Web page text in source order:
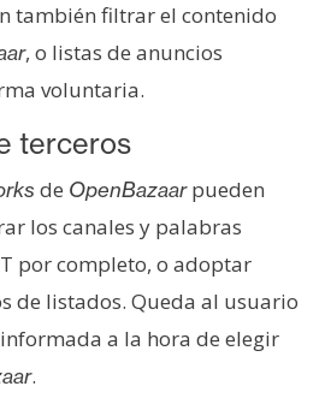
también filtrar el contenido
, o listas de anuncios
voluntaria.
terceros
de OpenBazaarpueden
los canales y palabras
por completo, o adoptar
de listados. Queda al usuario
a la hora de elegir
.